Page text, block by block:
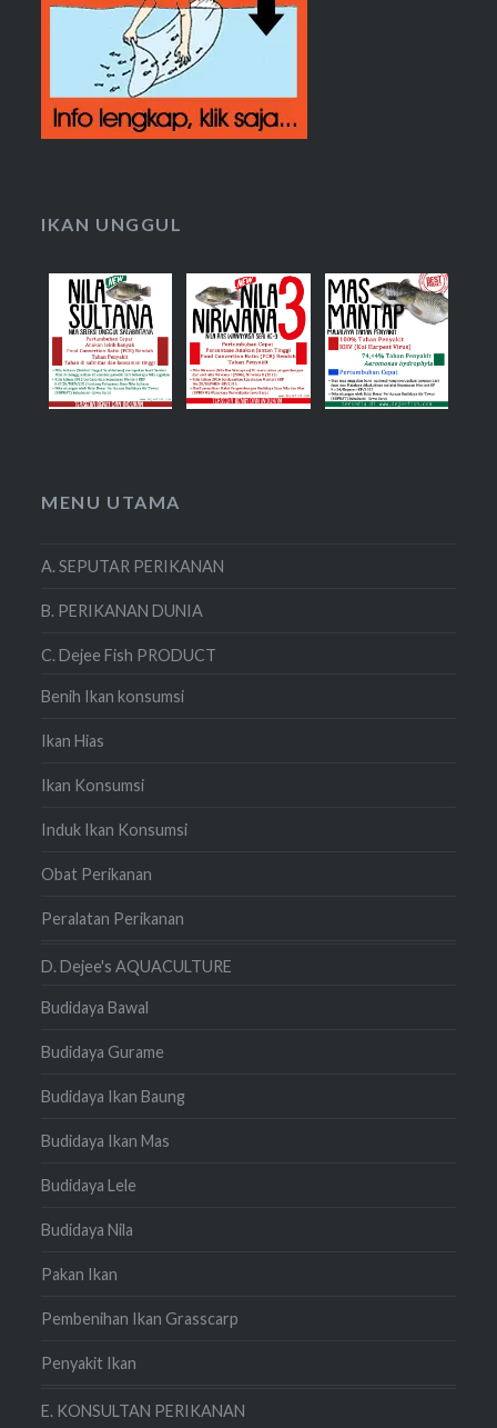
IKAN UNGGUL
MENU UTAMA
A. SEPUTAR PERIKANAN
B. PERIKANAN DUNIA
C. Dejee Fish PRODUCT
Benih Ikan konsumsi
Ikan Hias
Ikan Konsumsi
Induk Ikan Konsumsi
Obat Perikanan
Peralatan Perikanan
D. Dejee's AQUACULTURE
Budidaya Bawal
Budidaya Gurame
Budidaya Ikan Baung
Budidaya Ikan Mas
Budidaya Lele
Budidaya Nila
Pakan Ikan
Pembenihan Ikan Grasscarp
Penyakit Ikan
E. KONSULTAN PERIKANAN